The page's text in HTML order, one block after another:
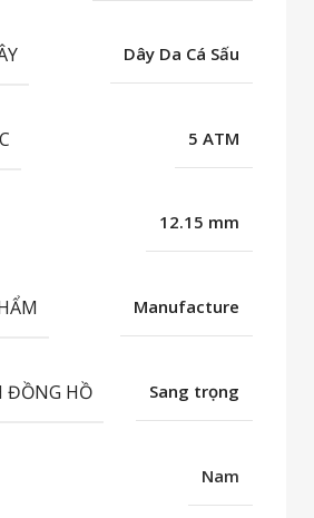
Dây Da Cá Sấu
5 ATM
12.15 mm
Manufacture
ĐỒNG HỒ Sang trọng
Nam